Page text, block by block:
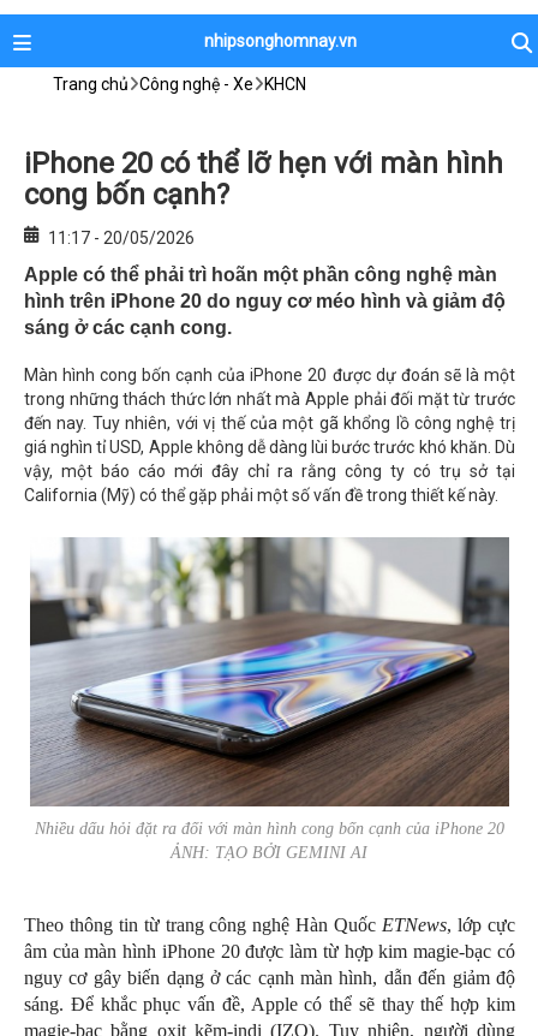
nhipsonghomnay.vn
Trang chủ Công nghệ - Xe KHCN
iPhone 20 có thể lỡ hẹn với màn hình
cong bốn cạnh?
11:17 - 20/05/2026
Apple có thể phải trì hoãn một phần công nghệ màn
hình trên iPhone 20 do nguy cơ méo hình và giảm độ
sáng ở các cạnh cong.
Màn hình cong bốn cạnh của iPhone 20 được dự đoán sẽ là một
trong những thách thức lớn nhất mà Apple phải đối mặt từ trước
đến nay. Tuy nhiên, với vị thế của một gã khổng lồ công nghệ trị
giá nghìn tỉ USD, Apple không dễ dàng lùi bước trước khó khăn. Dù
vậy, một báo cáo mới đây chỉ ra rằng công ty có trụ sở tại
California (Mỹ) có thể gặp phải một số vấn đề trong thiết kế này.
Nhiều dấu hỏi đặt ra đối với màn hình cong bốn cạnh của iPhone 20
ẢNH: TẠO BỞI GEMINI AI
Theo thông tin từ trang công nghệ Hàn Quốc ETNews, lớp cực
âm của màn hình iPhone 20 được làm từ hợp kim magie-bạc có
nguy cơ gây biến dạng ở các cạnh màn hình, dẫn đến giảm độ
sáng. Để khắc phục vấn đề, Apple có thể sẽ thay thế hợp kim
magie-bạc bằng oxit kẽm-indi (IZO). Tuy nhiên, người dùng